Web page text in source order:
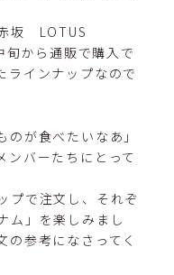
坂 LOTUS
から通販で購入で
ラインナップなので
が食べたいなあ」
ンバーたちにとって
プで注文し、それぞ
ム」を楽しみまし
の参考になさってく